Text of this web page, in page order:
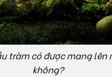
tràm có được mang lên
không?